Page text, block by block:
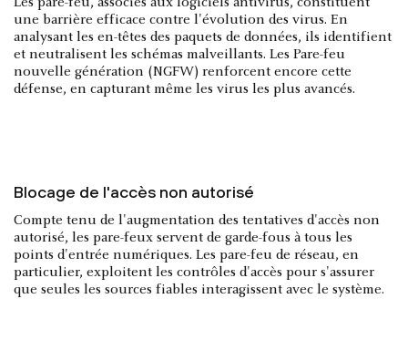
une barrière efficace contre l'évolution des virus. En
analysant les en-têtes des paquets de données, ils identifient
et neutralisent les schémas malveillants. Les Pare-feu
nouvelle génération (NGFW) renforcent encore cette
défense, en capturant même les virus les plus avancés.
Blocage de l'accès non autorisé
Compte tenu de l'augmentation des tentatives d'accès non
autorisé, les pare-feux servent de garde-fous à tous les
points d'entrée numériques. Les pare-feu de réseau, en
particulier, exploitent les contrôles d'accès pour s'assurer
que seules les sources fiables interagissent avec le système.